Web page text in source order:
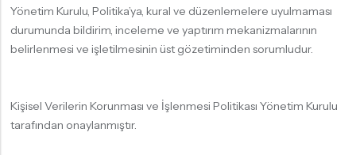
Yönetim Kurulu, Politika’ya, kural ve düzenlemelere uyulmaması
durumunda bildirim, inceleme ve yaptırım mekanizmalarının
belirlenmesi ve işletilmesinin üst gözetiminden sorumludur.
Kişisel Verilerin Korunması ve İşlenmesi Politikası Yönetim Kurulu
tarafından onaylanmıştır.